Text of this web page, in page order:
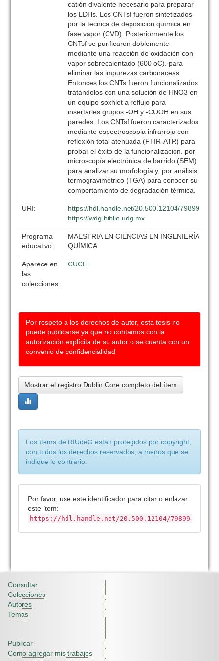
catión divalente necesario para preparar
los LDHs. Los CNTsf fueron sintetizados
por la técnica de deposición química en
fase vapor (CVD). Posteriormente los
CNTsf se purificaron doblemente
mediante una reacción de oxidación con
vapor sobrecalentado (600 oC), para
eliminar las impurezas carbonaceas.
Entonces los CNTs fueron funcionalizados
tratándolos con una solución de HNO3 en
un equipo soxhlet a reflujo para
insertarles grupos -OH y -COOH en sus
paredes. Los CNTsf fueron caracterizados
mediante espectroscopia infrarroja con
reflexión total atenuada (FTIR-ATR) para
probar el éxito de la funcionalización, por
microscopía electrónica de barrido (SEM)
para analizar su morfología y, por análisis
termogravimétrico (TGA) para conocer su
comportamiento de degradación térmica.
URI:
https://hdl.handle.net/20.500.12104/79899
https://wdg.biblio.udg.mx
Programa
educativo:
MAESTRIA EN CIENCIAS EN INGENIERÍA
QUÍMICA
Aparece en
las
colecciones:
CUCEI
Por respeto a los derechos de autor, esta tesis no
puede publicarse ya que no contamos con la
autorización explícita de su autor o se cuenta con un
convenio de confidencialidad
Mostrar el registro Dublin Core completo del ítem
Los ítems de RIUdeG están protegidos por copyright,
con todos los derechos reservados, a menos que se
indique lo contrario.
Por favor, use este identificador para citar o enlazar
este ítem:
https://hdl.handle.net/20.500.12104/79899
Consultar
Colecciones
Autores
Temas
Publicar
Como agregar mis trabajos